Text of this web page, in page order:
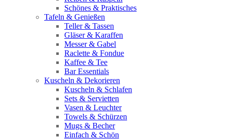
Schönes & Praktisches
Tafeln & Genießen
Teller & Tassen
Gläser & Karaffen
Messer & Gabel
Raclette & Fondue
Kaffee & Tee
Bar Essentials
Kuscheln & Dekorieren
Kuscheln & Schlafen
Sets & Servietten
Vasen & Leuchter
Towels & Schürzen
Mugs & Becher
Einfach & Schön